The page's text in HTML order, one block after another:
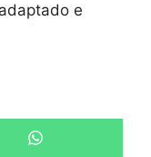
e
Share
W